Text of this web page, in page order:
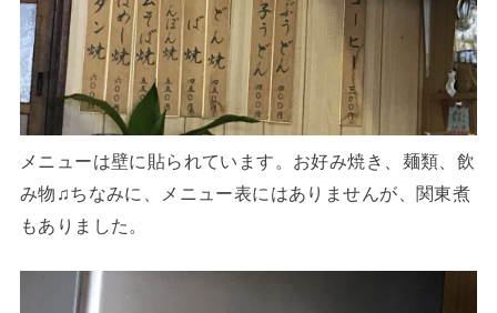
メニューは壁に貼られています。お好み焼き、麺類、飲
み物♫ちなみに、メニュー表にはありませんが、関東煮
もありました。